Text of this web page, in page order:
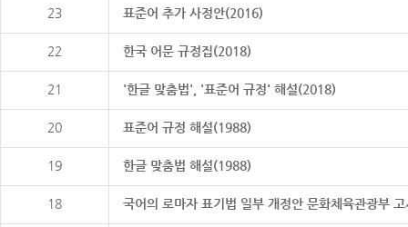
23 표준어 추가 사정안(2016)
22 한국 어문 규정집(2018)
21 '한글 맞춤법', '표준어 규정' 해설(2018)
20 표준어 규정 해설(1988)
19 한글 맞춤법 해설(1988)
18 국어의 로마자 표기법 일부 개정안 문화체육관광부